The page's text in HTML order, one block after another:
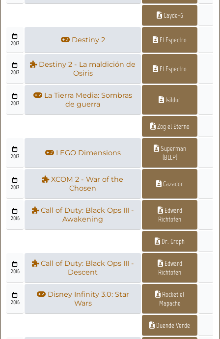
Cayde-6
2017 Destiny 2 El Espectro
2017
Destiny 2 - La maldición de
Osiris
El Espectro
2017
La Tierra Media: Sombras
de guerra
Isildur
Zog el Eterno
2017 LEGO Dimensions
Superman
(BLLP)
2017
XCOM 2 - War of the
Chosen
Cazador
2016
Call of Duty: Black Ops III -
Awakening
Edward
Richtofen
Dr. Groph
2016
Call of Duty: Black Ops III -
Descent
Edward
Richtofen
2016
Disney Infinity 3.0: Star
Wars
Rocket el
Mapache
Duende Verde